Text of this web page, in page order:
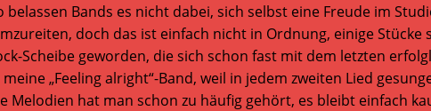
Bands es nicht dabei, sich selbst eine Freude im
doch das ist einfach nicht in Ordnung, einige Stücke
Scheibe geworden, die sich schon fast mit dem letzten
„Feeling alright“-Band, weil in jedem zweiten Lied
hat man schon zu häufig gehört, es bleibt einfach